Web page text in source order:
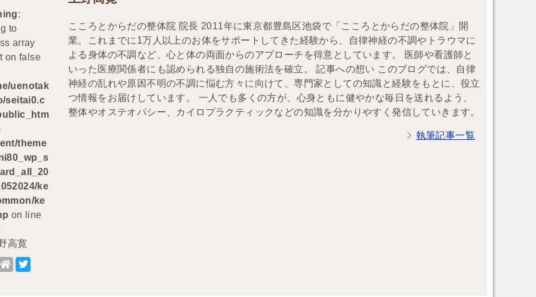
:
to
array
on false
uenotak
seitai0.c
theme
ke
ke
on line
こころとからだの整体院 院長 2011年に東京都豊島区池袋で「こころとからだの整体院」開
業。これまでに1万人以上のお体をサポートしてきた経験から、自律神経の不調やトラウマに
よる身体の不調など、心と体の両面からのアプローチを得意としています。 医師や看護師と
いった医療関係者にも認められる独自の施術法を確立。 記事への想い このブログでは、自律
神経の乱れや原因不明の不調に悩む方々に向けて、専門家としての知識と経験をもとに、役立
つ情報をお届けしています。 一人でも多くの方が、心身ともに健やかな毎日を送れるよう、
整体やオステオパシー、カイロプラクティックなどの知識を分かりやすく発信していきます。
執筆記事一覧